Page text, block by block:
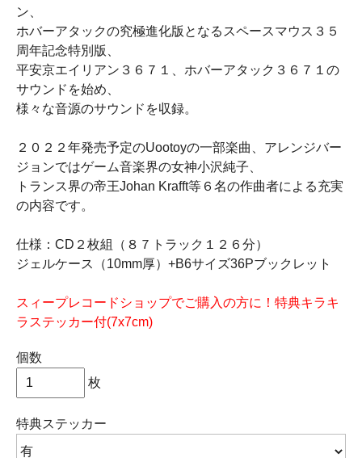
ン、
ホバーアタックの究極進化版となるスペースマウス３５
周年記念特別版、
平安京エイリアン３６７１、ホバーアタック３６７１の
サウンドを始め、
様々な音源のサウンドを収録。
２０２２年発売予定のUootoyの一部楽曲、アレンジバー
ジョンではゲーム音楽界の女神小沢純子、
トランス界の帝王Johan Krafft等６名の作曲者による充実
の内容です。
仕様：CD２枚組（８７トラック１２６分）
ジェルケース（10mm厚）+B6サイズ36Pブックレット
スィープレコードショップでご購入の方に！特典キラキ
ラステッカー付(7x7cm)
個数
枚
特典ステッカー